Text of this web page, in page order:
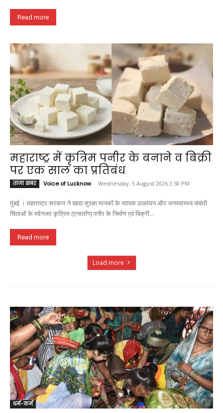
Read more
महाराष्ट्र में कृत्रिम पनीर के बनाने व बिक्री
पर एक साल का प्रतिबंध
ताजा खबर Voice of Lucknow - Wednesday, 5 August 2026 3:50 PM
मुंबई । महाराष्ट्र सरकार ने खाद्य सुरक्षा मानकों के व्यापक उल्लंघन और जनस्वास्थ्य संबंधी
चिंताओं के मद्देनजर कृत्रिम (एनालॉग) पनीर के निर्माण एवं बिक्री...
Read more
Load more
धर्म-कर्म